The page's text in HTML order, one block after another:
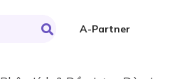
A-Partner